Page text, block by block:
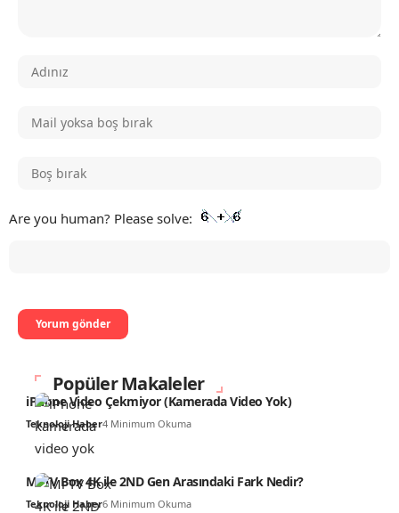
Are you human? Please solve:
Popüler Makaleler
iPhone Video Çekmiyor (Kamerada Video Yok)
Teknoloji Haber4 Minimum Okuma
Mi TV Box 4K ile 2ND Gen Arasındaki Fark Nedir?
Teknoloji Haber6 Minimum Okuma